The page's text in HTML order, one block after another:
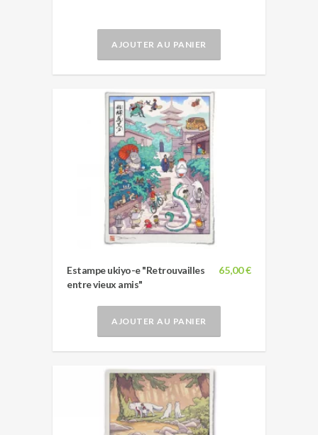
AJOUTER AU PANIER
65,00 €
Estampe ukiyo-e "Retrouvailles
entre vieux amis"
AJOUTER AU PANIER